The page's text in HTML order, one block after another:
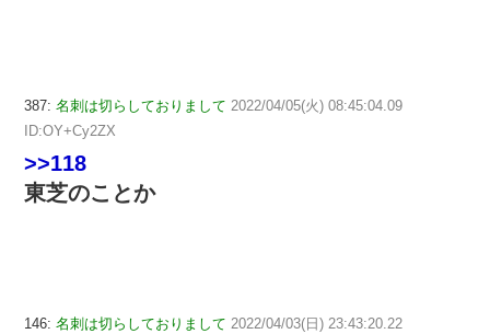
387: 名刺は切らしておりまして 2022/04/05(火) 08:45:04.09
ID:OY+Cy2ZX
>>118
東芝のことか
146: 名刺は切らしておりまして 2022/04/03(日) 23:43:20.22